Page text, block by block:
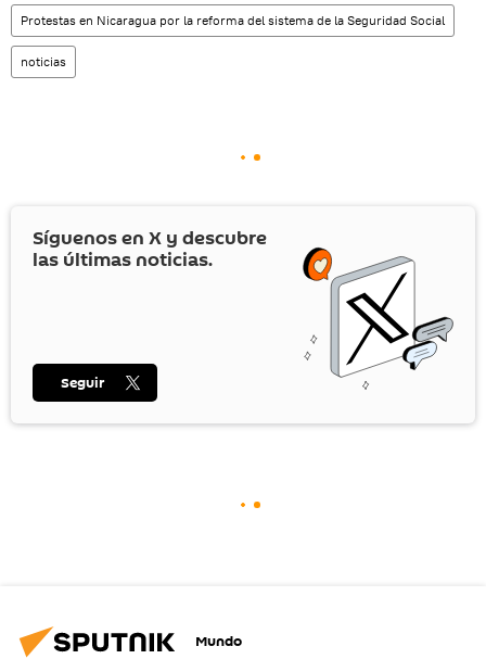
Protestas en Nicaragua por la reforma del sistema de la Seguridad Social
noticias
Síguenos en X y descubre
las últimas noticias.
Seguir
Mundo